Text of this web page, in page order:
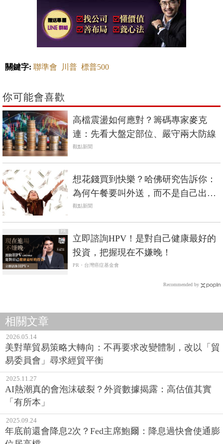
關鍵字: 聯準會 川普 標普500
你可能會喜歡
高檔震盪如何應對？籌碼專家麥克
連：先看大盤定部位、嚴守兩大防線
觀點新聞
想花錢買到快樂？哈佛研究告訴你：
為何午餐要叫外送，而不是自己出去
買
觀點新聞
PR
立即諮詢HPV！是對自己健康最好的
投資，把握現在不嫌晚！
PR・台灣癌症基金會
Recommended by
相關文章
2026.05.14
美對華貿易策略大轉向：不再要求改變體制，改以「貿
易委員會」尋求經貿平衡
2025.11.27
AI熱潮真的會泡沫破裂？外資數據揭露：高估值其實
「有所本」
2025.09.24
年底前還會降息2次？Fed主席鮑爾：降息過快會使通膨